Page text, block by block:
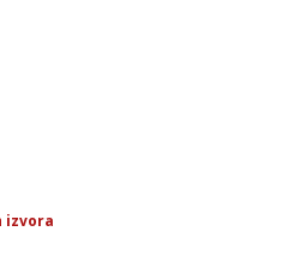
izvora